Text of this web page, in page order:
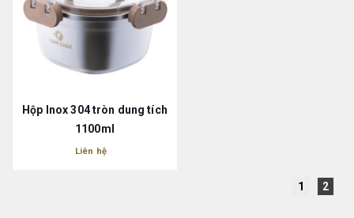
Hộp Inox 304 tròn dung tích
1100ml
Liên hệ
1 2